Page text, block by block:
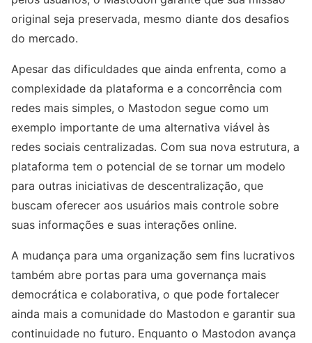
original seja preservada, mesmo diante dos desafios
do mercado.
Apesar das dificuldades que ainda enfrenta, como a
complexidade da plataforma e a concorrência com
redes mais simples, o Mastodon segue como um
exemplo importante de uma alternativa viável às
redes sociais centralizadas. Com sua nova estrutura, a
plataforma tem o potencial de se tornar um modelo
para outras iniciativas de descentralização, que
buscam oferecer aos usuários mais controle sobre
suas informações e suas interações online.
A mudança para uma organização sem fins lucrativos
também abre portas para uma governança mais
democrática e colaborativa, o que pode fortalecer
ainda mais a comunidade do Mastodon e garantir sua
continuidade no futuro. Enquanto o Mastodon avança